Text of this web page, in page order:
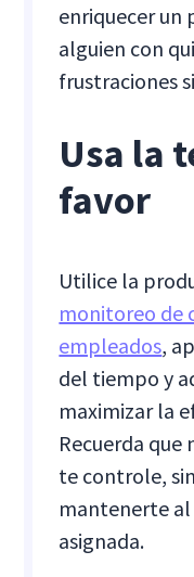
enriquecer un
alguien con
frustraciones
Usa la
favor
Utilice la
monitoreo de
empleados,
del tiempo y
maximizar la
Recuerda que
te controle,
mantenerte
asignada.